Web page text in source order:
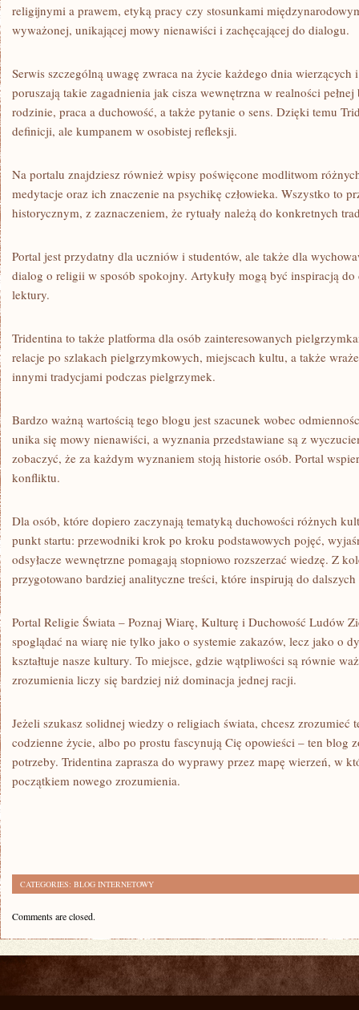
religijnymi a prawem, etyką pracy czy stosunkami
wyważonej, unikającej mowy nienawiści i zachęcającej do dialogu.
Serwis szczególną uwagę zwraca na życie każdego dnia wierzących
poruszają takie zagadnienia jak cisza wewnętrzna w realności
rodzinie, praca a duchowość, a także pytanie o sens. Dzięki temu
definicji, ale kumpanem w osobistej refleksji.
Na portalu znajdziesz również wpisy poświęcone modlitwom
medytacje oraz ich znaczenie na psychikę człowieka. Wszystko to
historycznym, z zaznaczeniem, że rytuały należą do konkretnych
Portal jest przydatny dla uczniów i studentów, ale także dla
dialog o religii w sposób spokojny. Artykuły mogą być inspiracją do
lektury.
Tridentina to także platforma dla osób zainteresowanych
relacje po szlakach pielgrzymkowych, miejscach kultu, a także
innymi tradycjami podczas pielgrzymek.
Bardzo ważną wartością tego blogu jest szacunek wobec
unika się mowy nienawiści, a wyznania przedstawiane są z
zobaczyć, że za każdym wyznaniem stoją historie osób. Portal
konfliktu.
Dla osób, które dopiero zaczynają tematyką duchowości różnych
punkt startu: przewodniki krok po kroku podstawowych pojęć,
odsyłacze wewnętrzne pomagają stopniowo rozszerzać wiedzę. Z
przygotowano bardziej analityczne treści, które inspirują do dalszych
Portal Religie Świata – Poznaj Wiarę, Kulturę i Duchowość Ludów
spoglądać na wiarę nie tylko jako o systemie zakazów, lecz jako o
kształtuje nasze kultury. To miejsce, gdzie wątpliwości są równie
zrozumienia liczy się bardziej niż dominacja jednej racji.
Jeżeli szukasz solidnej wiedzy o religiach świata, chcesz zrozumieć
codzienne życie, albo po prostu fascynują Cię opowieści – ten blog
potrzeby. Tridentina zaprasza do wyprawy przez mapę wierzeń, w
początkiem nowego zrozumienia.
CATEGORIES: BLOG INTERNETOWY
Comments are closed.